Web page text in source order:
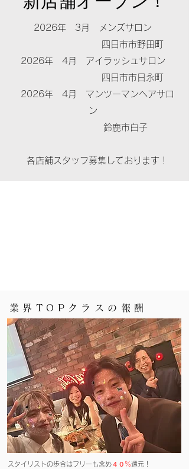
2026年 3月 メンズサロン
四日市市野田町
2026年 4月 アイラッシュサロン
四日市市日永町
2026年 4月 マンツーマンヘアサロ
ン
鈴鹿市白子
​各店舗スタッフ募集しております！
業界TOPクラスの報酬
スタイリストの歩合はフリーも含め４０％還元！